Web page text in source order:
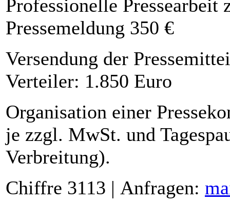
Professionelle Pressearbeit
Pressemeldung 350 €
Versendung der
Verteiler: 1.850 Euro
Organisation einer
je zzgl. MwSt. und
Verbreitung).
Chiffre 3113 | Anfragen: